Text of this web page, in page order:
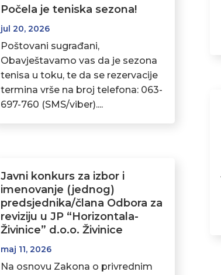
Počela je teniska sezona!
jul 20, 2026
Poštovani sugrađani,
Obavještavamo vas da je sezona
tenisa u toku, te da se rezervacije
termina vrše na broj telefona: 063-
697-760 (SMS/viber)....
Javni konkurs za izbor i
imenovanje (jednog)
predsjednika/člana Odbora za
reviziju u JP “Horizontala-
Živinice” d.o.o. Živinice
maj 11, 2026
Na osnovu Zakona o privrednim